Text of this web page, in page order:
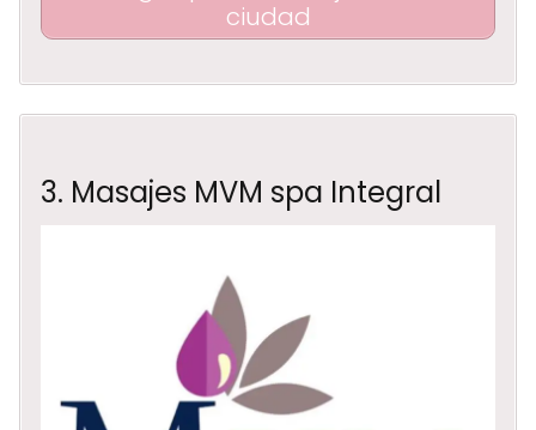
ciudad
3. Masajes MVM spa Integral